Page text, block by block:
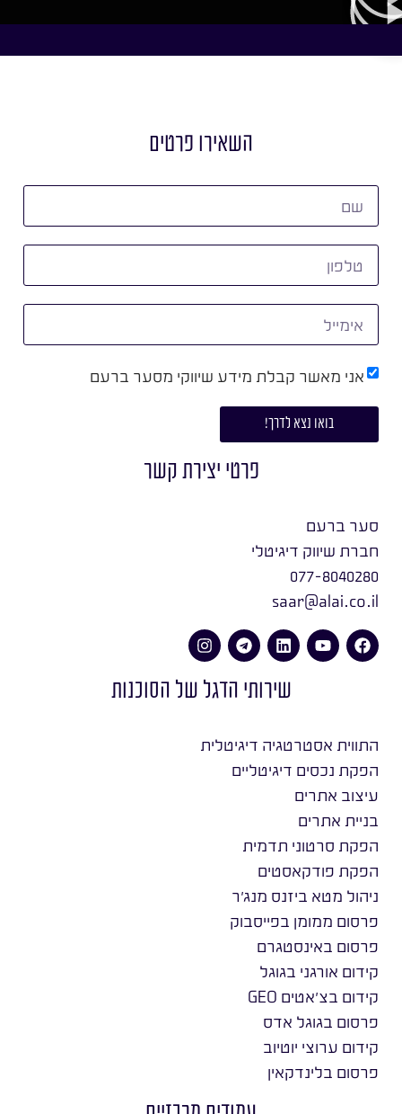
השאירו פרטים
אני מאשר קבלת מידע שיווקי מסער ברעם
בואו נצא לדרך!
פרטי יצירת קשר
סער ברעם
חברת שיווק דיגיטלי
077-8040280
saar@alai.co.il
שירותי הדגל של הסוכנות
התווית אסטרטגיה דיגיטלית
הפקת נכסים דיגיטליים
עיצוב אתרים
בניית אתרים
הפקת סרטוני תדמית
הפקת פודקאסטים
ניהול מטא ביזנס מנג׳ר
פרסום ממומן בפייסבוק
פרסום באינסטגרם
קידום אורגני בגוגל
קידום בצ׳אטים GEO
פרסום בגוגל אדס
קידום ערוצי יוטיוב
פרסום בלינדקאין